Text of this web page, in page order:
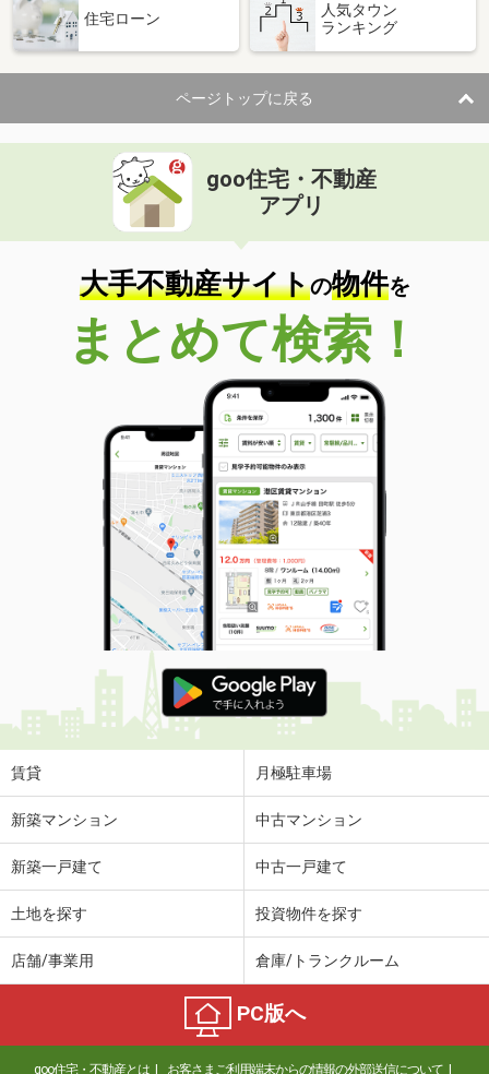
住宅ローン
人気タウン
ランキング
ページトップに戻る
goo住宅・不動産
アプリ
大手不動産サイトの物件を
まとめて検索！
賃貸 月極駐車場
新築マンション 中古マンション
新築一戸建て 中古一戸建て
土地を探す 投資物件を探す
店舗/事業用 倉庫/トランクルーム
PC版へ
goo住宅・不動産とは お客さまご利用端末からの情報の外部送信について